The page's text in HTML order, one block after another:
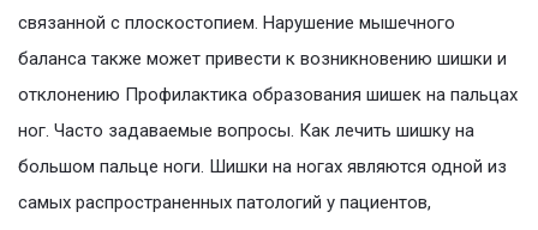
связанной с плоскостопием. Нарушение мышечного
баланса также может привести к возникновению шишки и
отклонению Профилактика образования шишек на пальцах
ног. Часто задаваемые вопросы. Как лечить шишку на
большом пальце ноги. Шишки на ногах являются одной из
самых распространенных патологий у пациентов,